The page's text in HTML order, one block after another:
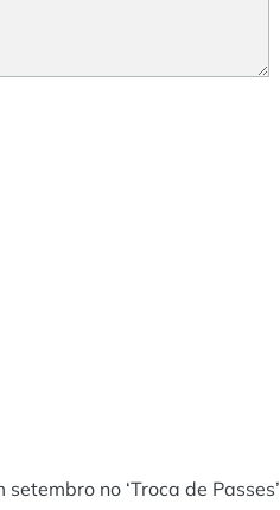
no ‘Troca de Passes’